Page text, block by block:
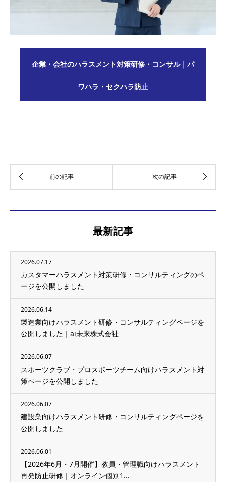
企業・会社のハラスメント対策研修・コンサル｜パ
ワハラ・セクハラ防止
最新記事
2026.07.17
カスタマーハラスメント対策研修・コンサルティングのペ
ージを公開しました
2026.06.14
製造業向けハラスメント研修・コンサルティングページを
公開しました｜ai未来株式会社
2026.06.07
スポーツクラブ・プロスポーツチーム向けハラスメント対
策ページを公開しました
2026.06.07
建設業向けハラスメント研修・コンサルティングページを
公開しました
2026.06.01
【2026年6月・7月開催】教員・管理職向けハラスメント
再発防止研修｜オンライン個別1...